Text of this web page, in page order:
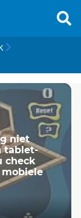
niet
tablet-
check